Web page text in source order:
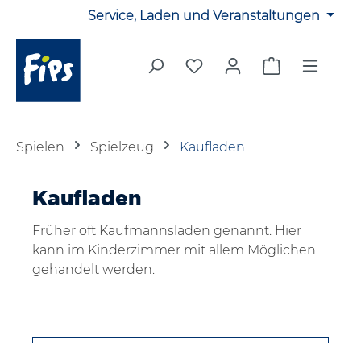
Zum Hauptinhalt springenService, Laden und Veranstaltungen
Du hast 0 Produkte auf
Warenkorb
Spielen Spielzeug Kaufladen
Kaufladen
Früher oft Kaufmannsladen genannt. Hier
kann im Kinderzimmer mit allem Möglichen
gehandelt werden.